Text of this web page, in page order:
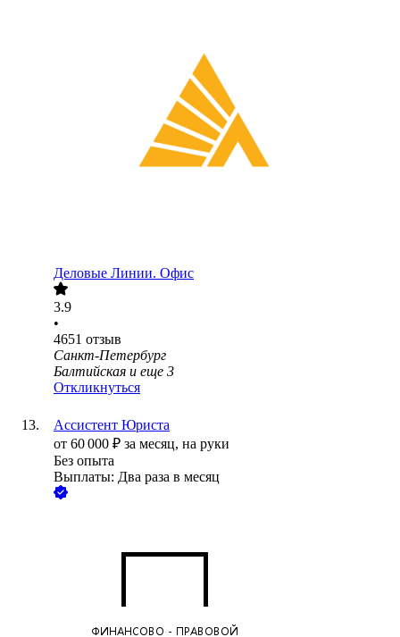
Деловые Линии. Офис
3.9
•
4651 отзыв
Санкт-Петербург
Балтийская и еще 3
Откликнуться
Ассистент Юриста
от 60 000 ₽ за месяц, на руки
Без опыта
Выплаты: Два раза в месяц